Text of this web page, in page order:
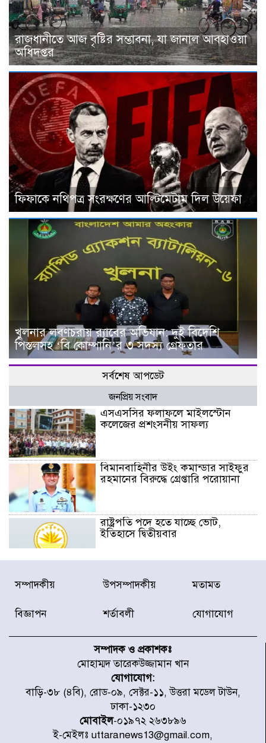
রাজধানীতে আজ বৃষ্টির সম্ভাবনা, যা জানাল আবহাওয়া
অধিদপ্তর
ফিফাকে নথিপত্র সংরক্ষণের আল্টিমেটাম দিল উয়েফা
খুলনার লবণচরায় র‍্যাবের অভিযান: দুই বিদেশি
পিস্তলসহ ‘বি কোম্পানি’র ৩ সদস্য গ্রেফতার
সর্বশেষ আপডেট
জনপ্রিয় সংবাদ
এসএসসির ফলাফলে মাইলস্টোন
কলেজের প্রশংসনীয় সাফল্য
বিমানবাহিনীর উইং কমান্ডার সাইফুর
রহমানের বিরুদ্ধে গ্রেপ্তারি পরোয়ানা
রাষ্ট্রপতি পদে হতে যাচ্ছে ভোট,
ইতিহাসে দ্বিতীয়বার
রাষ্ট্রপতি নির্বাচনে ১১ দলীয় জোটের
প্রার্থী কর্নেল অলি আহমদ
নতুন উদ্যোগ নিকুঞ্জ-টানপাড়ায়
নবনির্বাচিত কার্যনির্বাহী পরিষদের
উদ্যোগে উত্তরা ১৩ নং সেক্টর-এ
পরিষ্কার-পরিচ্ছন্নতা অভিযান
সম্পাদকীয় উপসম্পাদকীয় মতামত
বিজ্ঞাপন শর্তাবলী যোগাযোগ
সম্পাদক ও প্রকাশকঃ
মোহাম্মদ তারেকউজ্জামান খান
যোগাযোগ:
বাড়ি-৩৮ (৪বি), রোড-০৯, সেক্টর-১১, উত্তরা মডেল টাউন,
ঢাকা-১২৩০
মোবাইল-০১৯৭২ ২৬৩৮৯৬
ই-মেইলঃ uttaranews13@gmail.com,